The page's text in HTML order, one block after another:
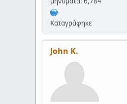
Καταγράφηκε
John K.